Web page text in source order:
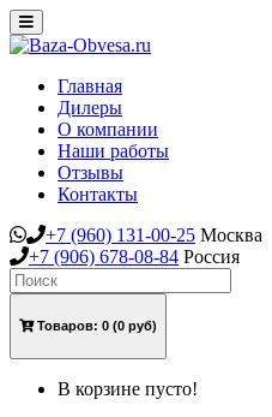
Toggle
navigation
Главная
Дилеры
О компании
Наши работы
Отзывы
Контакты
+7 (960) 131-00-25 Москва
+7 (906) 678-08-84 Россия
Товаров: 0 (0 руб)
В корзине пусто!